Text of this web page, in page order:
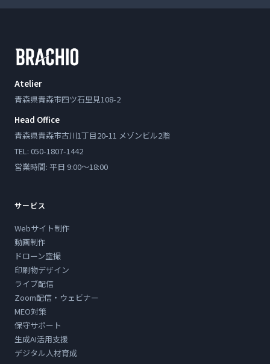
Atelier
青森県青森市四ツ石里見108-2
Head Office
青森県青森市古川1丁目20-11 メゾンビル2階
TEL: 050-1807-1442
営業時間: 平日 9:00〜18:00
サービス
Webサイト制作
動画制作
ドローン空撮
印刷物デザイン
ライブ配信
Zoom配信・ウェビナー
MEO対策
保守サポート
生成AI活用支援
デジタル人材育成